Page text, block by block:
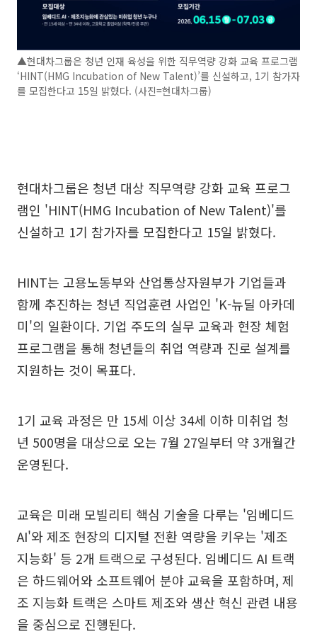
▲현대차그룹은 청년 인재 육성을 위한 직무역량 강화 교육 프로그램
‘HINT(HMG Incubation of New Talent)’를 신설하고, 1기 참가자
를 모집한다고 15일 밝혔다. (사진=현대차그룹)
현대차그룹은 청년 대상 직무역량 강화 교육 프로그
램인 'HINT(HMG Incubation of New Talent)'를
신설하고 1기 참가자를 모집한다고 15일 밝혔다.
HINT는 고용노동부와 산업통상자원부가 기업들과
함께 추진하는 청년 직업훈련 사업인 'K-뉴딜 아카데
미'의 일환이다. 기업 주도의 실무 교육과 현장 체험
프로그램을 통해 청년들의 취업 역량과 진로 설계를
지원하는 것이 목표다.
1기 교육 과정은 만 15세 이상 34세 이하 미취업 청
년 500명을 대상으로 오는 7월 27일부터 약 3개월간
운영된다.
교육은 미래 모빌리티 핵심 기술을 다루는 '임베디드
AI'와 제조 현장의 디지털 전환 역량을 키우는 '제조
지능화' 등 2개 트랙으로 구성된다. 임베디드 AI 트랙
은 하드웨어와 소프트웨어 분야 교육을 포함하며, 제
조 지능화 트랙은 스마트 제조와 생산 혁신 관련 내용
을 중심으로 진행된다.